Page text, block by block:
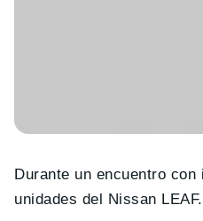
Durante un encuentro
unidades del Nissan LEAF.